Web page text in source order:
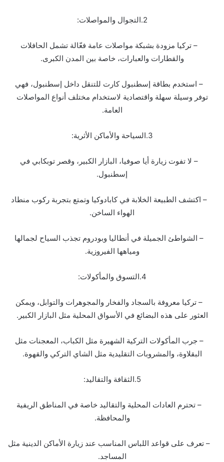
2.التجوال والمواصلات:
– تركيا مزودة بشبكة مواصلات عامة فعّالة تشمل الحافلات
والقطارات والعبارات، خاصة بين المدن الكبرى.
– استخدم بطاقة إسطنبول كارت للتنقل داخل إسطنبول، فهي
توفر وسيلة سهلة واقتصادية لاستخدام مختلف أنواع المواصلات
العامة.
3.السياحة والأماكن الأثرية:
– لا تفوت زيارة أيا صوفيا، البازار الكبير، وقصر توبكابي في
إسطنبول.
– اكتشف الطبيعة الخلابة في كابادوكيا وتمتع بتجربة ركوب منطاد
الهواء الساخن.
– الشواطئ الجميلة في أنطاليا وبودروم تجذب السياح لجمالها
ومياهها الفيروزية.
4.التسوق والمأكولات:
– تركيا معروفة بالسجاد والفخار والمجوهرات والتوابل، ويمكن
العثور على هذه البضائع في الأسواق المحلية مثل البازار الكبير.
– جرب المأكولات التركية الشهيرة مثل الكباب، المعجنات مثل
البقلاوة، والمشروبات التقليدية مثل الشاي التركي والقهوة.
5.الثقافة والتقاليد:
– تحترم العادات المحلية والتقاليد خاصة في المناطق الريفية
والمحافظة.
– تعرف على قواعد اللباس المناسب عند زيارة الأماكن الدينية مثل
المساجد.